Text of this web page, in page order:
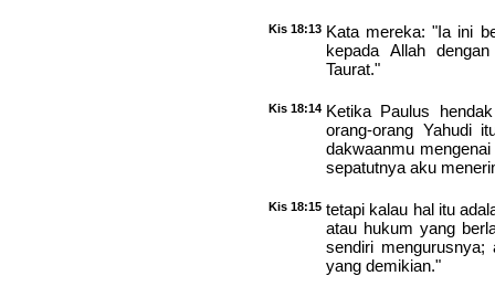
Kis 18:13 Kata mereka: "Ia ini
kepada Allah
Taurat."
Kis 18:14 Ketika Paulus
orang-orang Yahudi
dakwaanmu
sepatutnya aku
Kis 18:15 tetapi kalau hal itu
atau hukum yang
sendiri
yang demikian."